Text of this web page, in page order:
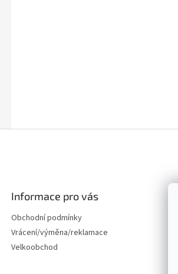
Informace pro vás
Obchodní podmínky
Vrácení/výměna/reklamace
Velkoobchod